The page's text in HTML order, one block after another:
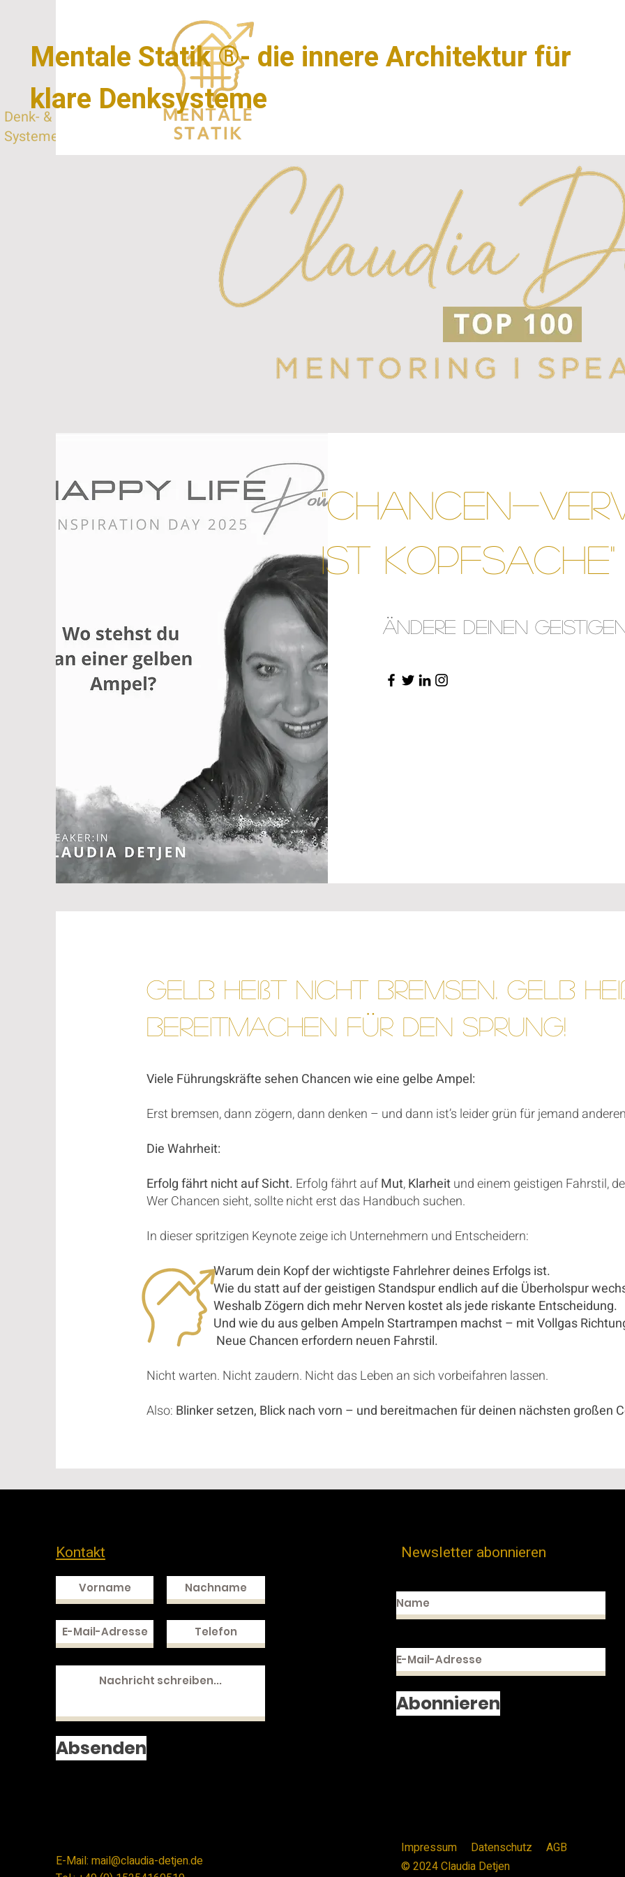
Denk- & Lern-
Systeme
Mentale Statik ®- die innere Architektur für
klare Denksysteme
"Chancen-
ist Kopfsache"
Ändere deinen
Gelb heißt nicht bremsen. Gelb
Bereitmachen für den Sprung!
Viele Führungskräfte sehen Chancen wie eine gelbe Ampel:
Erst bremsen, dann zögern, dann denken – und dann ist’s leider grün für jemand
Die Wahrheit:
Erfolg fährt nicht auf Sicht. Erfolg fährt aufMut,Klarheitund einem geistigen Fahrstil,
Wer Chancen sieht, sollte nicht erst das Handbuch suchen.
In dieser spritzigen Keynote zeige ich Unternehmern und Entscheidern:
Warum dein Kopf der wichtigste Fahrlehrer deines Erfolgs ist.
Wie du statt auf der geistigen Standspur endlich auf die Überholspur
Weshalb Zögern dich mehr Nerven kostet als jede riskante Entscheidung.
Und wie du aus gelben Ampeln Startrampen machst – mit Vollgas
Neue Chancen erfordern neuen Fahrstil.
Nicht warten. Nicht zaudern. Nicht das Leben an sich vorbeifahren lassen.
Also: Blinker setzen, Blick nach vorn – und bereitmachen für deinen nächsten großen
Kontakt
Absenden
E-Mail: mail@claudia-detjen.de
Newsletter abonnieren
Abonnieren
Impressum Datenschutz AGB
© 2024 Claudia Detjen